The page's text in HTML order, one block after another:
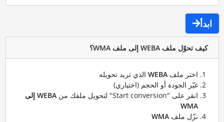
ابدأ
كيف تحوّل ملف WEBA إلى ملف WMA؟
اختر ملف WEBAالذي تريد تحويله
غيّر الجودة أو الحجم (اختياري)
انقر على "Start conversion" لتحويل ملفك من
WEBA إلى
WMA
نزّل ملف WMA